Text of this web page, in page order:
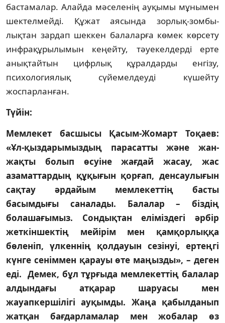
бастамалар. Алайда мәселенің ауқымы мұнымен
шек­тел­мейді. Құжат аясында зорлық-зомбы­
лықтан зардап шеккен балаларға көмек көрсету
инфрақұрылымын кеңейту, тәуекелдерді ерте
анықтайтын цифрлық құралдарды енгізу,
психологиялық сүйе­мелдеуді күшейту
жоспарланған.
Түйін:
Мемлекет басшысы Қасым-Жомарт Тоқаев:
«Ұл-қыздарымыздың парасатты және жан-
жақты болып өсуіне жағдай жасау, жас
азаматтардың құқығын қорғап, денсаулығын
сақтау әрдайым мемлекеттің басты
басымдығы саналады. Балалар – біздің
болашағымыз. Сондықтан еліміздегі әрбір
жеткіншектің мейірім мен қамқорлыққа
бөленіп, үлкеннің қолдауын сезінуі, ертеңгі
күнге сеніммен қарауы өте маңызды», – деген
еді. Демек, бұл тұрғыда мемлекеттің балалар
алдындағы атқарар шаруасы мен
жауапкершілігі ауқымды. Жаңа қабылданып
жатқан бағдарламалар мен жобалар өз